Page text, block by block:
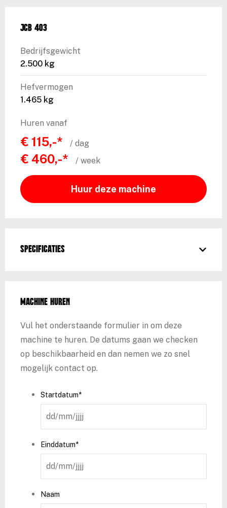
JCB 403
Bedrijfsgewicht
2.500 kg
Hefvermogen
1.465 kg
Huren vanaf
€ 115,-* / dag
€ 460,-* / week
Huur deze machine
Specificaties
Machine huren
Vul het onderstaande formulier in om deze
machine te huren. De datums gaan we checken
op beschikbaarheid en dan nemen we zo snel
mogelijk contact op.
Startdatum*
slash
Einddatum*
slash
Naam